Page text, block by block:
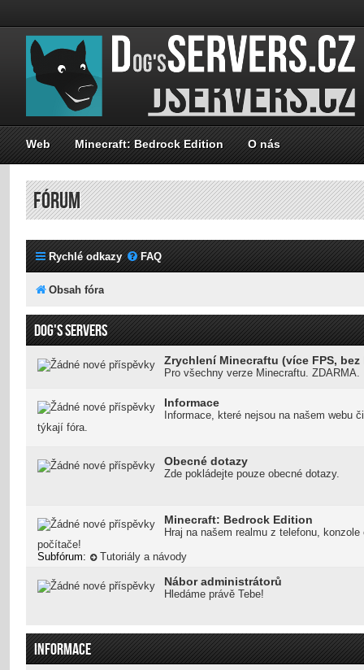
Web Minecraft: Bedrock Edition O nás
FÓRUM
Rychlé odkazy FAQ
Obsah fóra
DOG'S SERVERS
Zrychlení Minecraftu (více FPS, bez
Pro všechny verze Minecraftu. ZDARMA.
Informace
Informace, které nejsou na našem webu
týkají fóra.
Obecné dotazy
Zde pokládejte pouze obecné dotazy.
Minecraft: Bedrock Edition
Hraj na našem realmu z telefonu, konzole
počítače!
Subfórum:
Tutoriály a návody
Nábor administrátorů
Hledáme právě Tebe!
INFORMACE